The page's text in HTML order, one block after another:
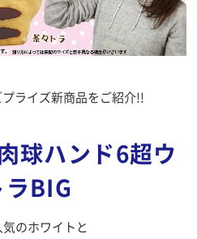
ライズ新商品をご紹介!!
球ハンド6超ウ
ラBIG
気のホワイトと